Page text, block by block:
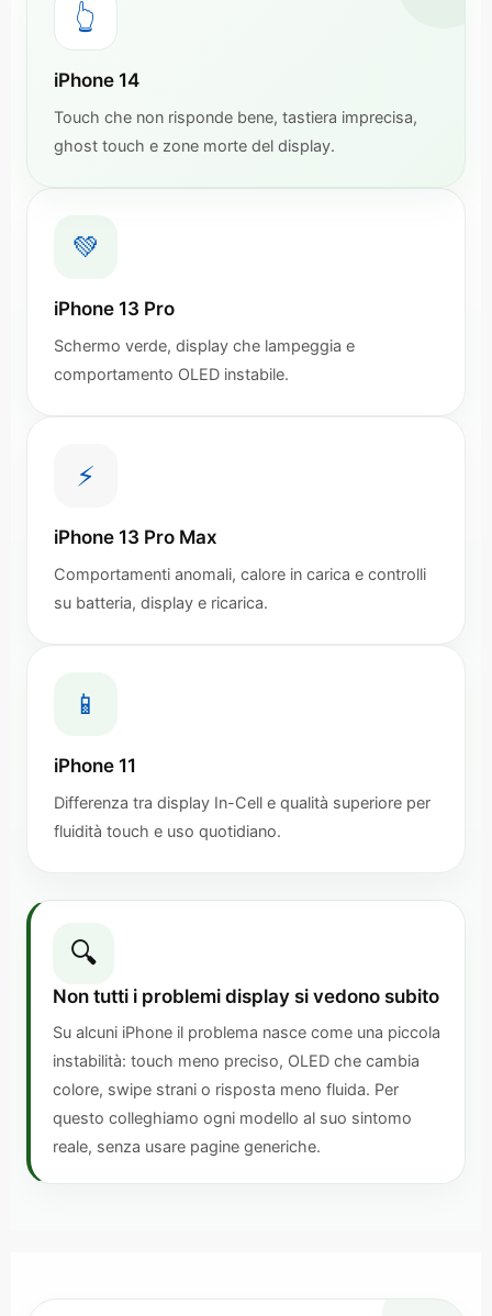
👆
iPhone 14
Touch che non risponde bene, tastiera imprecisa,
ghost touch e zone morte del display.
💚
iPhone 13 Pro
Schermo verde, display che lampeggia e
comportamento OLED instabile.
⚡
iPhone 13 Pro Max
Comportamenti anomali, calore in carica e controlli
su batteria, display e ricarica.
📱
iPhone 11
Differenza tra display In-Cell e qualità superiore per
fluidità touch e uso quotidiano.
🔍
Non tutti i problemi display si vedono subito
Su alcuni iPhone il problema nasce come una piccola
instabilità: touch meno preciso, OLED che cambia
colore, swipe strani o risposta meno fluida. Per
questo colleghiamo ogni modello al suo sintomo
reale, senza usare pagine generiche.